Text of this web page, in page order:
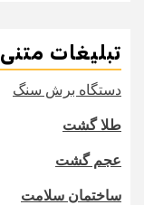
تبلیغات متنی
دستگاه برش سنگ
طلا گشت
عجم گشت
ساختمان سلامت